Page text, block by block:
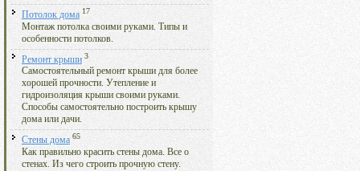
Потолок дома 17
Монтаж потолка своими руками. Типы и
особенности потолков.
Ремонт крыши 3
Самостоятельный ремонт крыши для более
хорошей прочности. Утепление и
гидроизоляция крыши своими руками.
Способы самостоятельно построить крышу
дома или дачи.
Стены дома 65
Как правильно красить стены дома. Все о
стенах. Из чего строить прочную стену.